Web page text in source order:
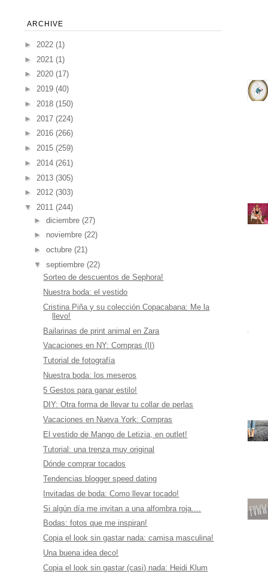
ARCHIVE
► 2022 (1)
► 2021 (1)
► 2020 (17)
► 2019 (40)
► 2018 (150)
► 2017 (224)
► 2016 (266)
► 2015 (259)
► 2014 (261)
► 2013 (305)
► 2012 (303)
▼ 2011 (244)
► diciembre (27)
► noviembre (22)
► octubre (21)
▼ septiembre (22)
Sorteo de descuentos de Sephora!
Nuestra boda: el vestido
Cristina Piña y su colección Copacabana: Me la
llevo!
Bailarinas de print animal en Zara
Vacaciones en NY: Compras (II)
Tutorial de fotografía
Nuestra boda: los meseros
5 Gestos para ganar estilo!
DIY: Otra forma de llevar tu collar de perlas
Vacaciones en Nueva York: Compras
El vestido de Mango de Letizia, en outlet!
Tutorial: una trenza muy original
Dónde comprar tocados
Tendencias blogger speed dating
Invitadas de boda: Como llevar tocado!
Si algún día me invitan a una alfombra roja....
Bodas: fotos que me inspiran!
Copia el look sin gastar nada: camisa masculina!
Una buena idea deco!
Copia el look sin gastar (casi) nada: Heidi Klum